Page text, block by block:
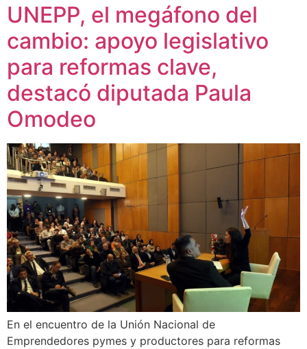
UNEPP, el megáfono del
cambio: apoyo legislativo
para reformas clave,
destacó diputada Paula
Omodeo
En el encuentro de la Unión Nacional de
Emprendedores pymes y productores para reformas